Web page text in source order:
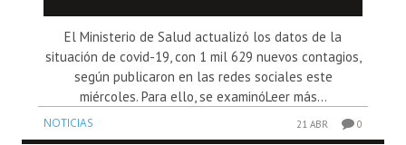
El Ministerio de Salud actualizó los datos de la
situación de covid-19, con 1 mil 629 nuevos contagios,
según publicaron en las redes sociales este
miércoles. Para ello, se examinóLeer más...
NOTICIAS 21 ABR 0